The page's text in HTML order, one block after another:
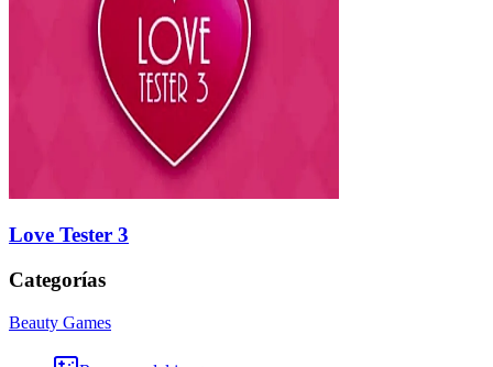
Love Tester 3
Categorías
Beauty Games